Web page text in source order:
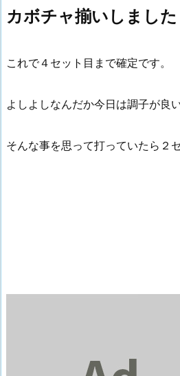
カボチャ揃いしました
これで４セット目まで確定です。
よしよしなんだか今日は調子が良い
そんな事を思って打っていたら２